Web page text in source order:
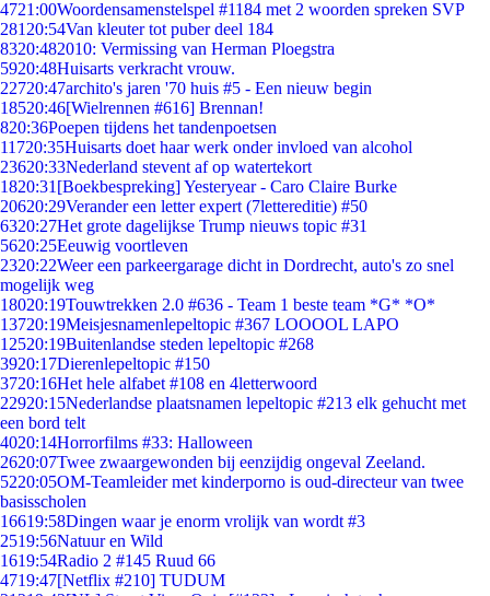
4721:00Woordensamenstelspel #1184 met 2 woorden spreken SVP
281 20:54Van kleuter tot puber deel 184
8320:482010: Vermissing van Herman Ploegstra
5920:48Huisarts verkracht vrouw.
22720:47archito's jaren '70 huis #5 - Een nieuw begin
18520:46[Wielrennen #616] Brennan!
820:36Poepen tijdens het tandenpoetsen
11720:35Huisarts doet haar werk onder invloed van alcohol
23620:33Nederland stevent af op watertekort
1820:31 [Boekbespreking] Yesteryear - Caro Claire Burke
20620:29Verander een letter expert (7lettereditie) #50
6320:27Het grote dagelijkse Trump nieuws topic #31
5620:25Eeuwig voortleven
2320:22Weer een parkeergarage dicht in Dordrecht, auto's zo snel
mogelijk weg
18020:19Touwtrekken 2.0 #636 - Team 1 beste team *G* *O*
13720:19Meisjesnamenlepeltopic #367 LOOOOL LAPO
12520:19Buitenlandse steden lepeltopic #268
3920:17Dierenlepeltopic #150
3720:16Het hele alfabet #108 en 4letterwoord
22920:15Nederlandse plaatsnamen lepeltopic #213 elk gehucht met
een bord telt
4020:14Horrorfilms #33: Halloween
2620:07Twee zwaargewonden bij eenzijdig ongeval Zeeland.
5220:05OM-Teamleider met kinderporno is oud-directeur van twee
basisscholen
16619:58Dingen waar je enorm vrolijk van wordt #3
2519:56Natuur en Wild
1619:54Radio 2 #145 Ruud 66
4719:47[Netflix #210] TUDUM